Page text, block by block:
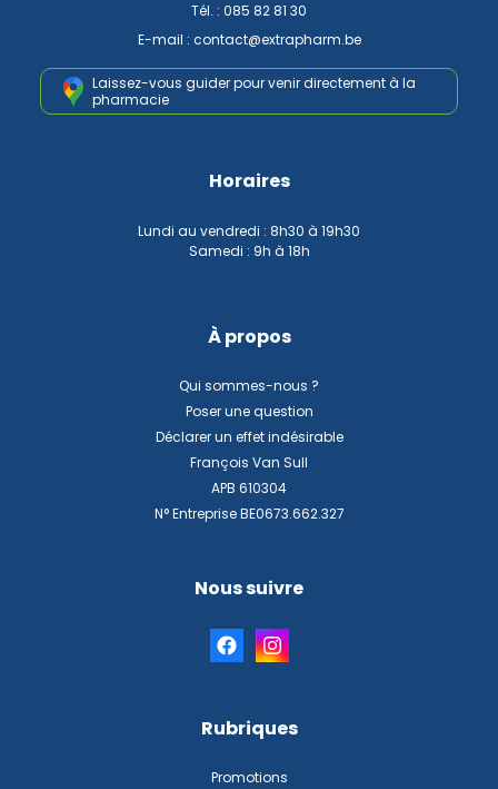
Tél. : 085 82 81 30
E-mail : contact@extrapharm.be
Laissez-vous guider pour venirdirectement à la
pharmacie
Horaires
Lundi au vendredi : 8h30 à 19h30
Samedi : 9h à 18h
À propos
Qui sommes-nous ?
Poser une question
Déclarer un effet indésirable
François Van Sull
APB 610304
N° Entreprise BE0673.662.327
Nous suivre
Rubriques
Promotions